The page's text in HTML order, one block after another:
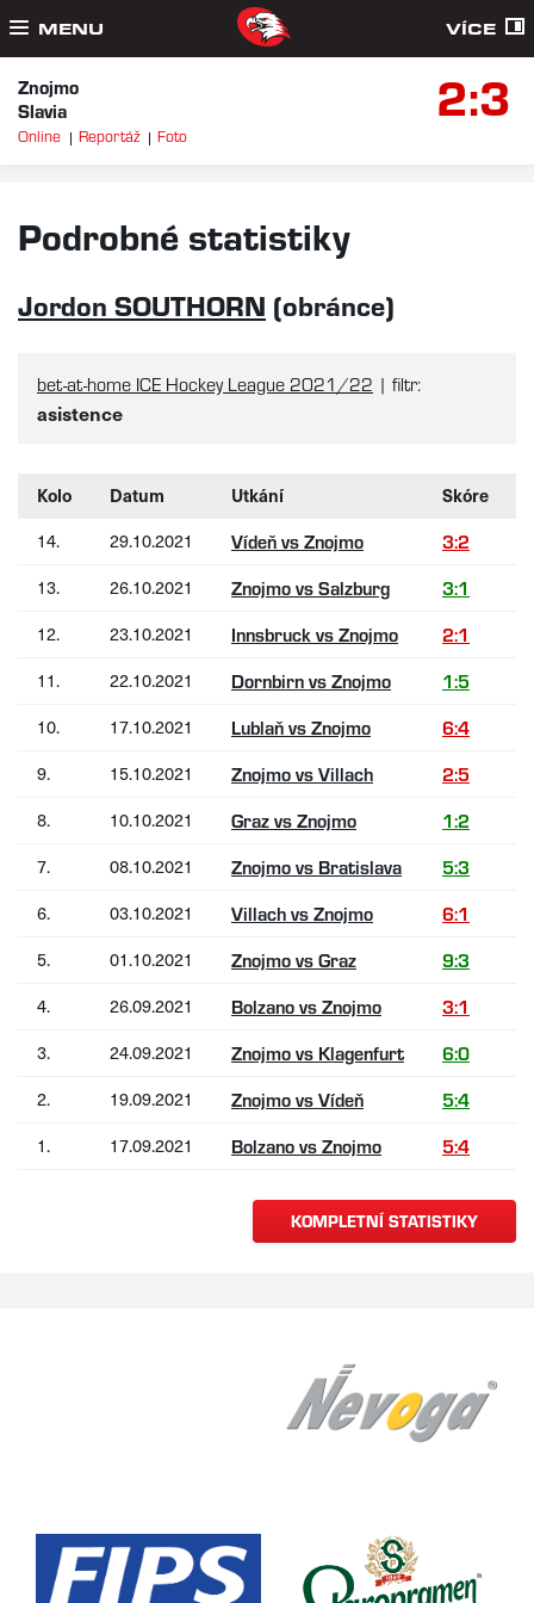
MENU VÍCE
Znojmo
Slavia
2:3
Online Reportáž Foto
Podrobné statistiky
Jordon SOUTHORN (obránce)
bet-at-home ICE Hockey League 2021/22 | filtr:
asistence
Kolo Datum Utkání Skóre
14.
29.10.2021 Vídeň vs Znojmo 3:2
13.
26.10.2021 Znojmo vs Salzburg 3:1
12.
23.10.2021 Innsbruck vs Znojmo 2:1
11.
22.10.2021 Dornbirn vs Znojmo 1:5
10.
17.10.2021 Lublaň vs Znojmo 6:4
9.
15.10.2021 Znojmo vs Villach 2:5
8.
10.10.2021 Graz vs Znojmo 1:2
7.
08.10.2021 Znojmo vs Bratislava 5:3
6.
03.10.2021 Villach vs Znojmo 6:1
5.
01.10.2021 Znojmo vs Graz 9:3
4.
26.09.2021 Bolzano vs Znojmo 3:1
3.
24.09.2021 Znojmo vs Klagenfurt 6:0
2.
19.09.2021 Znojmo vs Vídeň 5:4
1.
17.09.2021 Bolzano vs Znojmo 5:4
KOMPLETNÍ STATISTIKY